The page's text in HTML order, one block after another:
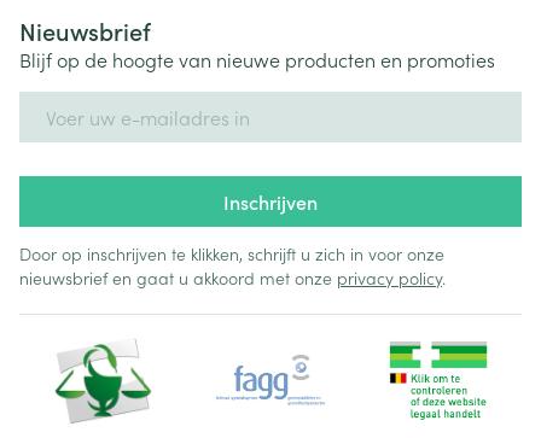
Nieuwsbrief
Blijf op de hoogte van nieuwe producten en promoties
Inschrijven
Door op inschrijven te klikken, schrijft u zich in voor onze
nieuwsbrief en gaat u akkoord met onze privacy policy.